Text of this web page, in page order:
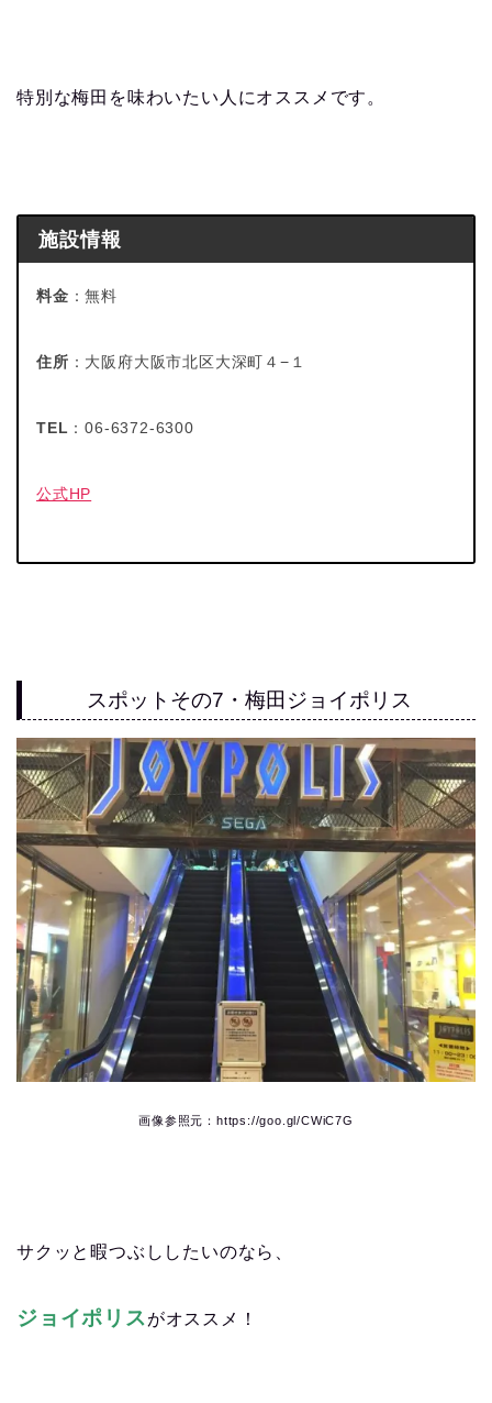
特別な梅田を味わいたい人にオススメです。
施設情報
料金 ：無料
住所 ：大阪府大阪市北区大深町４−１
TEL ：06-6372-6300
公式HP
スポットその7・梅田ジョイポリス
画像参照元：https://goo.gl/CWiC7G
サクッと暇つぶししたいのなら、
ジョイポリスがオススメ！